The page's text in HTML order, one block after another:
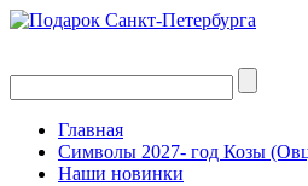
Главная
Символы 2027- год Козы
Наши новинки